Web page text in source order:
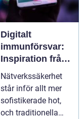
Digitalt
immunförsvar:
Inspiration från
biologiska
system för att
stärka
nätverkssäkerhe
Nätverkssäkerhet
står inför allt mer
sofistikerade hot,
och traditionella